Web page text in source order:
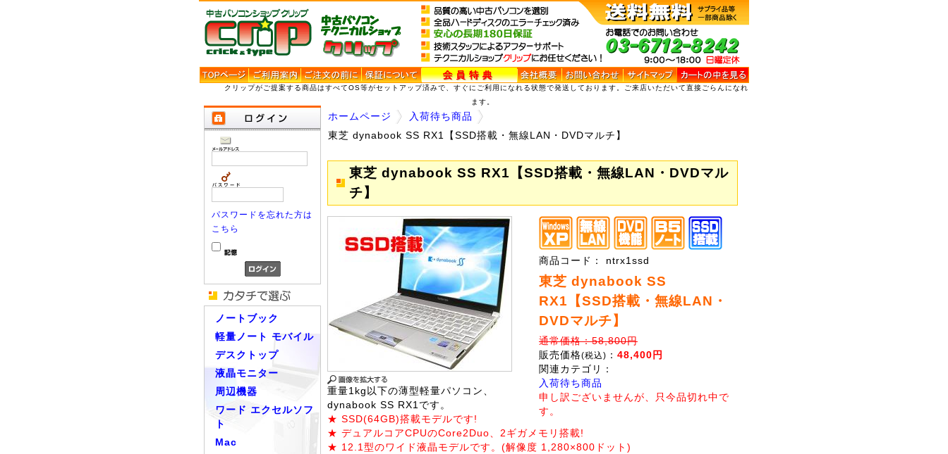
クリップがご提案する商品はすべてOS等がセットアップ済みで、すぐにご利用になれる状態で発送しております。ご来店いただいて直接ごらんになれ
ます。
パスワードを忘れた方は
こちら
ノートブック
軽量ノート モバイル
デスクトップ
液晶モニター
周辺機器
ワード エクセルソフ
ト
Mac
ホームページ
入荷待ち商品
東芝 dynabook SS RX1【SSD搭載・無線LAN・DVDマルチ】
東芝 dynabook SS RX1【SSD搭載・無線LAN・DVDマル
チ】
商品コード： ntrx1ssd
東芝 dynabook SS
RX1【SSD搭載・無線LAN・
DVDマルチ】
通常価格：58,800円
販売価格(税込) ： 48,400円
関連カテゴリ：
入荷待ち商品
申し訳ございませんが、只今品切れ中で
す。
重量1kg以下の薄型軽量パソコン、
dynabook SS RX1です。
★ SSD(64GB)搭載モデルです!
★ デュアルコアCPUのCore2Duo、2ギガメモリ搭載!
★ 12.1型のワイド液晶モデルです。(解像度 1,280×800ドット)